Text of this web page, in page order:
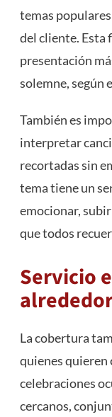
temas
del cliente. Esta
presentación
solemne, según
También es
interpretar
recortadas sin
tema tiene un
emocionar,
que todos
Servicio
La cobertura
quienes quieren
celebraciones
cercanos,